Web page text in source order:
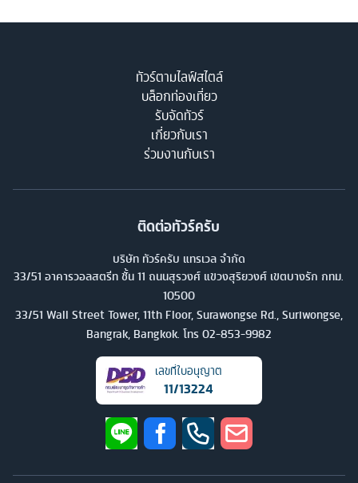
ทัวร์ตามไลฟ์สไตล์
บล็อกท่องเที่ยว
รับจัดทัวร์
เกี่ยวกับเรา
ร่วมงานกับเรา
ติดต่อทัวร์ครับ
บริษัท ทัวร์ครับ แทรเวล จำกัด
33/51 อาคารวอลสตรีท ชั้น 11 ถนนสุรวงศ์ แขวงสุริยวงศ์ เขตบางรัก กทม.
10500
33/51 Wall Street Tower, 11th Floor, Surawongse Rd., Suriwongse,
Bangrak, Bangkok. โทร 02-853-9982
เลขที่ใบอนุญาต
11/13224